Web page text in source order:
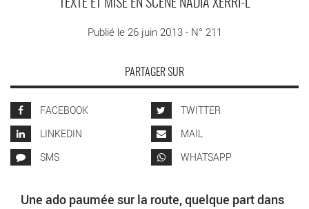
TEXTE ET MISE EN SCÈNE NADIA XERRI-L
Publié le 26 juin 2013 - N° 211
PARTAGER SUR
FACEBOOK
TWITTER
LINKEDIN
MAIL
SMS
WHATSAPP
Une ado paumée sur la route, quelque part dans